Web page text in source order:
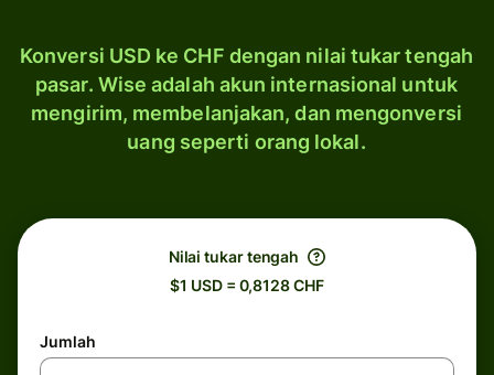
Konversi USD ke CHF dengan nilai tukar tengah
pasar. Wise adalah akun internasional untuk
mengirim, membelanjakan, dan mengonversi
uang seperti orang lokal.
Nilai tukar tengah
$1 USD = 0,8128 CHF
Jumlah